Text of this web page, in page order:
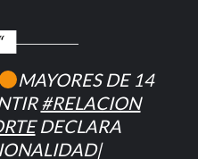
MAYORES DE 14
#RELACION
DECLARA